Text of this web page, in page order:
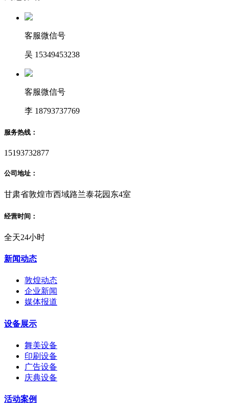
客服微信号
吴 15349453238
客服微信号
李 18793737769
服务热线：
15193732877
公司地址：
甘肃省敦煌市西域路兰泰花园东4室
经营时间：
全天24小时
新闻动态
敦煌动态
企业新闻
媒体报道
设备展示
舞美设备
印刷设备
广告设备
庆典设备
活动案例